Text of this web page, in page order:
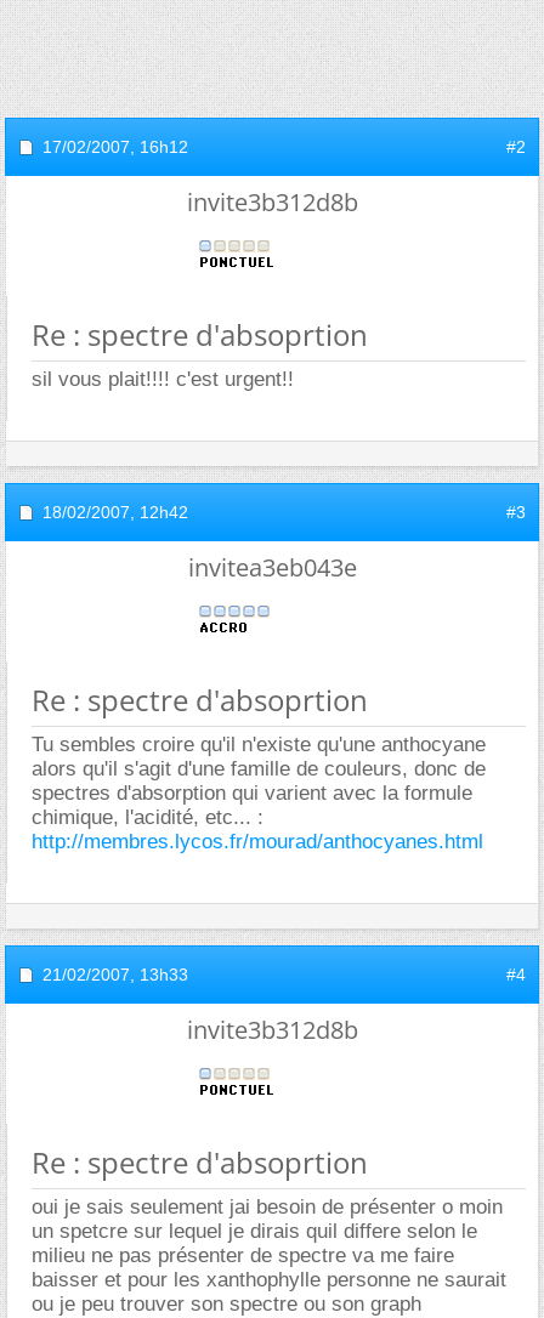
17/02/2007, 16h12 #2
invite3b312d8b
Re : spectre d'absoprtion
sil vous plait!!!! c'est urgent!!
18/02/2007, 12h42 #3
invitea3eb043e
Re : spectre d'absoprtion
Tu sembles croire qu'il n'existe qu'une anthocyane
alors qu'il s'agit d'une famille de couleurs, donc de
spectres d'absorption qui varient avec la formule
chimique, l'acidité, etc... :
http://membres.lycos.fr/mourad/anthocyanes.html
21/02/2007, 13h33 #4
invite3b312d8b
Re : spectre d'absoprtion
oui je sais seulement jai besoin de présenter o moin
un spetcre sur lequel je dirais quil differe selon le
milieu ne pas présenter de spectre va me faire
baisser et pour les xanthophylle personne ne saurait
ou je peu trouver son spectre ou son graph